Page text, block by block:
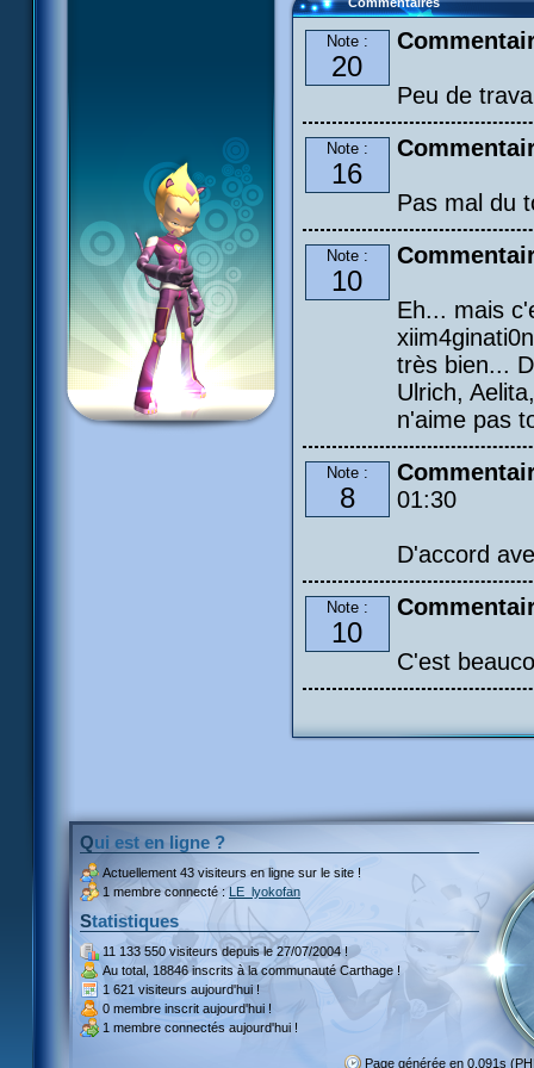
Note :
20
Peu de
Note :
16
Pas mal du
Note :
10
Eh... mais
très bien...
Ulrich,
n'aime pas
Note :
8
01:30
D'accord
Note :
10
C'est
Qui est en ligne ?
Actuellement 43 visiteurs en ligne sur le site !
1 membre connecté : LE_lyokofan
Statistiques
11 133 550 visiteursdepuis le 27/07/2004 !
Au total, 18846 inscritsà la communauté Carthage !
1 621 visiteurs aujourd'hui !
0 membre inscrit aujourd'hui !
1 membre connectés aujourd'hui !
Page générée en 0.091s